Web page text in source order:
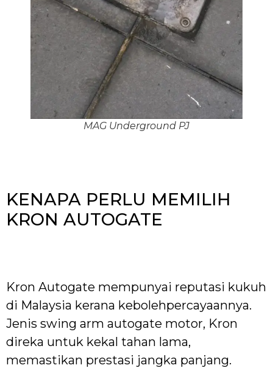
MAG Underground PJ
KENAPA PERLU MEMILIH
KRON AUTOGATE
Kron Autogate mempunyai reputasi kukuh
di Malaysia kerana kebolehpercayaannya.
Jenis swing arm autogate motor, Kron
direka untuk kekal tahan lama,
memastikan prestasi jangka panjang.